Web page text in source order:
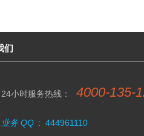
们
24小时服务热线： 4000-135-
业务 QQ : 444961110